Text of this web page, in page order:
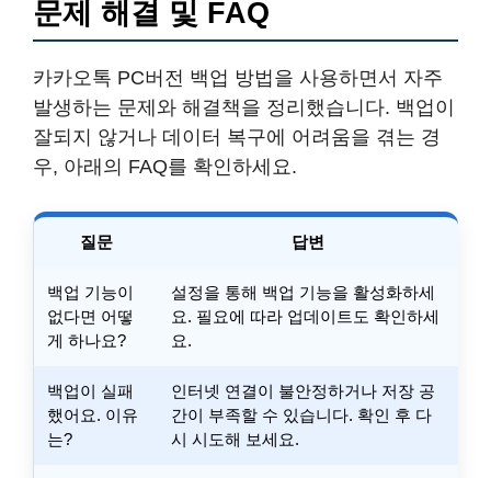
문제 해결 및 FAQ
카카오톡 PC버전 백업 방법을 사용하면서 자주
발생하는 문제와 해결책을 정리했습니다. 백업이
잘되지 않거나 데이터 복구에 어려움을 겪는 경
우, 아래의 FAQ를 확인하세요.
질문 답변
백업 기능이
없다면 어떻
게 하나요?
설정을 통해 백업 기능을 활성화하세
요. 필요에 따라 업데이트도 확인하세
요.
백업이 실패
했어요. 이유
는?
인터넷 연결이 불안정하거나 저장 공
간이 부족할 수 있습니다. 확인 후 다
시 시도해 보세요.